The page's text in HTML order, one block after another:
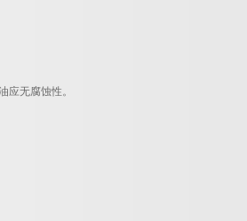
应无腐蚀性。